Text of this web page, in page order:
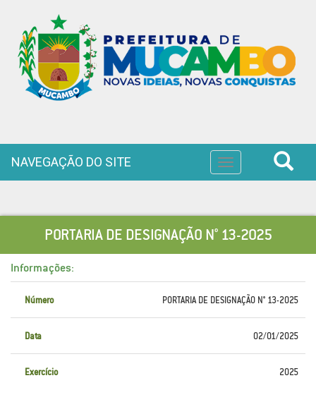
Toggle
navigation
NAVEGAÇÃO DO SITE
PORTARIA DE DESIGNAÇÃO N° 13-2025
Informações:
Número PORTARIA DE DESIGNAÇÃO N° 13-2025
Data 02/01/2025
Exercício 2025